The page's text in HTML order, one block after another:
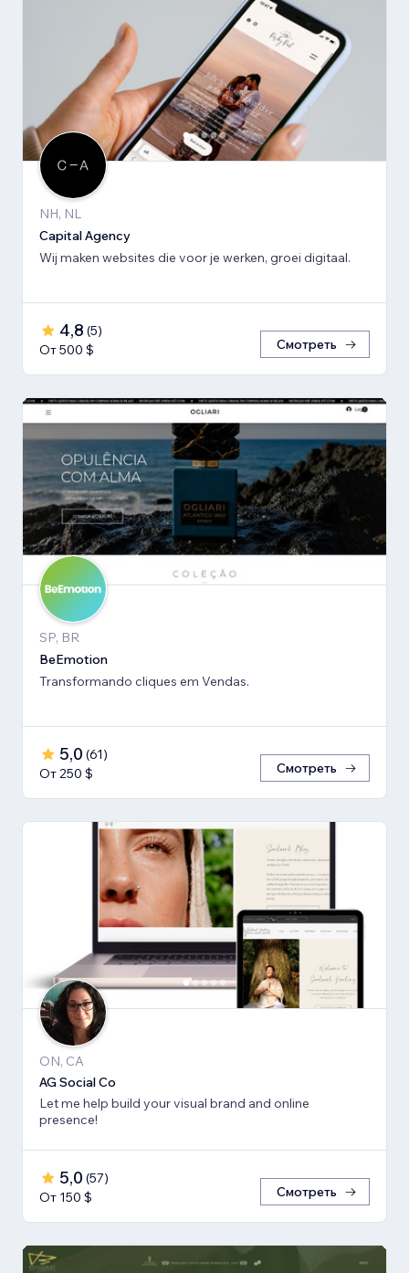
NH, NL
Capital Agency
Wij maken websites die voor je werken, groei digitaal.
4,8 (5)
От 500 $
Смотреть
SP, BR
BeEmotion
Transformando cliques em Vendas.
5,0 (61)
От 250 $
Смотреть
ON, CA
AG Social Co
Let me help build your visual brand and online
presence!
5,0 (57)
От 150 $
Смотреть